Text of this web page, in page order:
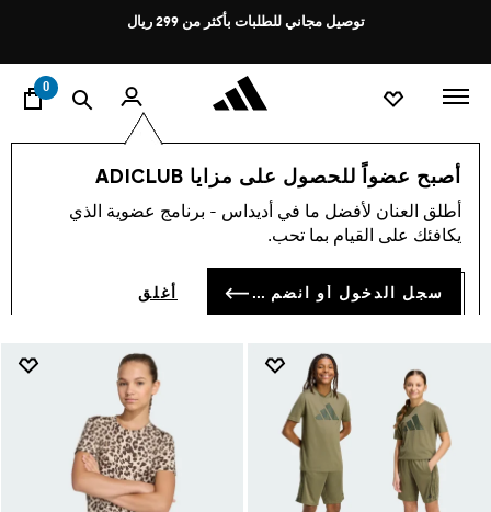
Pause
rotation
توصيل مجاني للطلبات بأكثر من 299 ريال
0
أصبح عضواً للحصول على مزايا ADICLUB
أطلق العنان لأفضل ما في أديداس - برنامج عضوية الذي
يكافئك على القيام بما تحب.
سجل الدخول أو انضم الآن أغلق
الأطفال الرياضة الرياضة و التدريب
الرياضة و التدريب (42)